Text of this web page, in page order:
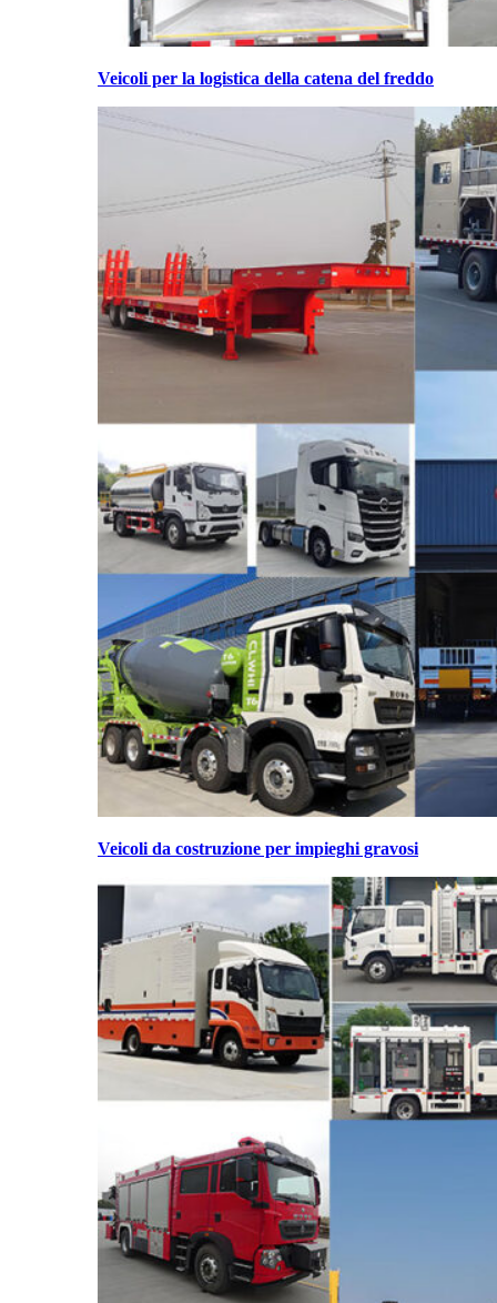
Veicoli per la logistica della catena del freddo
Veicoli da costruzione per impieghi gravosi